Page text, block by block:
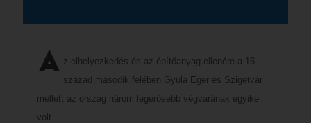
A z elhelyezkedés és az építőanyag ellenére a 16.
század második felében Gyula Eger és Szigetvár
mellett az ország három legerősebb végvárának egyike
volt.